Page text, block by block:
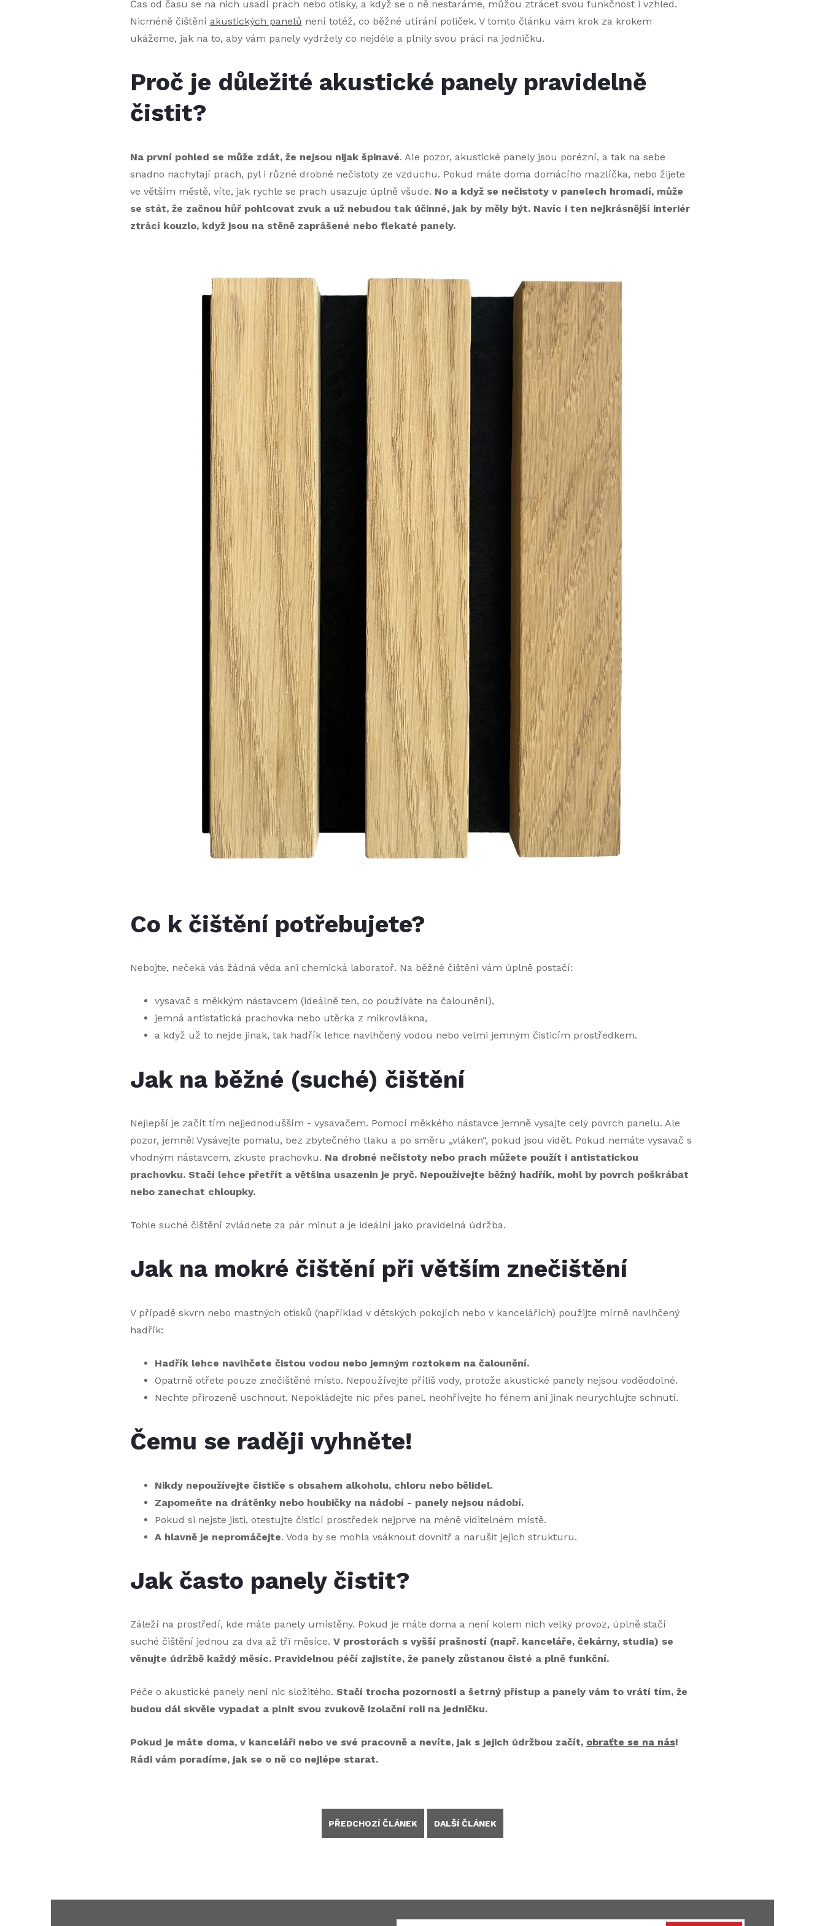
Čas od času se na nich usadí prach nebo otisky, a když se o ně nestaráme, můžou ztrácet svou funkčnost i vzhled.
Nicméně čištění akustických panelů není totéž, co běžné utírání poliček. V tomto článku vám krok za krokem
ukážeme, jak na to, aby vám panely vydržely co nejdéle a plnily svou práci na jedničku.
Proč je důležité akustické panely pravidelně
čistit?
Na první pohled se může zdát, že nejsou nijak špinavé. Ale pozor, akustické panely jsou porézní, a tak na sebe
snadno nachytají prach, pyl i různé drobné nečistoty ze vzduchu. Pokud máte doma domácího mazlíčka, nebo žijete
ve větším městě, víte, jak rychle se prach usazuje úplně všude. No a když se nečistoty v panelech hromadí, může
se stát, že začnou hůř pohlcovat zvuk a už nebudou tak účinné, jak by měly být. Navíc i ten nejkrásnější interiér
ztrácí kouzlo, když jsou na stěně zaprášené nebo flekaté panely.
Co k čištění potřebujete?
Nebojte, nečeká vás žádná věda ani chemická laboratoř. Na běžné čištění vám úplně postačí:
vysavač s měkkým nástavcem (ideálně ten, co používáte na čalounění),
jemná antistatická prachovka nebo utěrka z mikrovlákna,
a když už to nejde jinak, tak hadřík lehce navlhčený vodou nebo velmi jemným čisticím prostředkem.
Jak na běžné (suché) čištění
Nejlepší je začít tím nejjednodušším - vysavačem. Pomocí měkkého nástavce jemně vysajte celý povrch panelu. Ale
pozor, jemně! Vysávejte pomalu, bez zbytečného tlaku a po směru „vláken“, pokud jsou vidět. Pokud nemáte vysavač s
vhodným nástavcem, zkuste prachovku. Na drobné nečistoty nebo prach můžete použít i antistatickou
prachovku. Stačí lehce přetřít a většina usazenin je pryč. Nepoužívejte běžný hadřík, mohl by povrch poškrábat
nebo zanechat chloupky.
Tohle suché čištění zvládnete za pár minut a je ideální jako pravidelná údržba.
Jak na mokré čištění při větším znečištění
V případě skvrn nebo mastných otisků (například v dětských pokojích nebo v kancelářích) použijte mírně navlhčený
hadřík:
Hadřík lehce navlhčete čistou vodou nebo jemným roztokem na čalounění.
Opatrně otřete pouze znečištěné místo. Nepoužívejte příliš vody, protože akustické panely nejsou voděodolné.
Nechte přirozeně uschnout. Nepokládejte nic přes panel, neohřívejte ho fénem ani jinak neurychlujte schnutí.
Čemu se raději vyhněte!
Nikdy nepoužívejte čističe s obsahem alkoholu, chloru nebo bělidel.
Zapomeňte na drátěnky nebo houbičky na nádobí - panely nejsou nádobí.
Pokud si nejste jisti, otestujte čisticí prostředek nejprve na méně viditelném místě.
A hlavně je nepromáčejte. Voda by se mohla vsáknout dovnitř a narušit jejich strukturu.
Jak často panely čistit?
Záleží na prostředí, kde máte panely umístěny. Pokud je máte doma a není kolem nich velký provoz, úplně stačí
suché čištění jednou za dva až tři měsíce. V prostorách s vyšší prašností (např. kanceláře, čekárny, studia) se
věnujte údržbě každý měsíc. Pravidelnou péčí zajistíte, že panely zůstanou čisté a plně funkční.
Péče o akustické panely není nic složitého. Stačí trocha pozornosti a šetrný přístup a panely vám to vrátí tím, že
budou dál skvěle vypadat a plnit svou zvukově izolační roli na jedničku.
Pokud je máte doma, v kanceláři nebo ve své pracovně a nevíte, jak s jejich údržbou začít, obraťte se na nás!
Rádi vám poradíme, jak se o ně co nejlépe starat.
PŘEDCHOZÍ ČLÁNEK DALŠÍ ČLÁNEK